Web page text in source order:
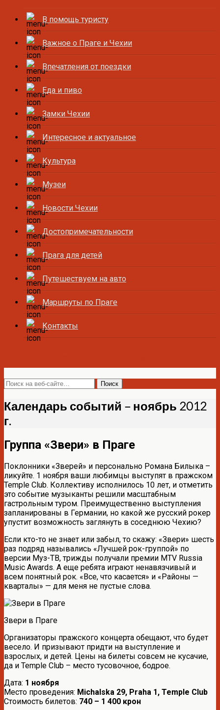
В помощь туристу
Важное о Праге и Чехии
Впечатления от поездки
Еда и пиво
Замки Чехии
Интересное и актуальное
Культура
Музеи
Новости Чехии
Достопримечательности
Прага для детей
Путешествуем на авто
Маршруты по Праге
Контакты
Календарь событий – ноябрь 2012
г.
Группа «Звери» в Праге
Поклонники «Зверей» и персонально Романа Билыка –
ликуйте. 1 ноября ваши любимцы выступят в пражском
Temple Club. Коллективу исполнилось 10 лет, и отметить
это событие музыканты решили масштабным
гастрольным туром. Преимущественно выступления
запланированы в Германии, но какой же русский рокер
упустит возможность заглянуть в соседнюю Чехию?
Если кто-то не знает или забыл, то скажу: «Звери» шесть
раз подряд назывались «Лучшей рок-группой» по
версии Муз-ТВ, трижды получали премии MTV Russia
Music Awards. А еще ребята играют ненавязчивый и
всем понятный рок. «Все, что касается» и «Районы —
кварталы» — для меня не пустые слова.
Звери в Праге
Организаторы пражского концерта обещают, что будет
весело. И призывают придти на выступление и
взрослых, и детей. Цены на билеты совсем не кусачие,
да и Temple Club – место тусовочное, бодрое.
Дата: 1 ноября
Место проведения: Michalska 29, Praha 1, Temple Club
Стоимость билетов: 740 – 1 400 крон